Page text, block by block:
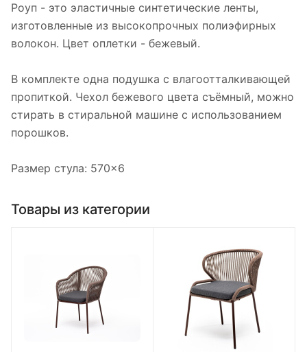
Роуп - это эластичные синтетические ленты,
изготовленные из высокопрочных полиэфирных
волокон. Цвет оплетки - бежевый.
В комплекте одна подушка с влагоотталкивающей
пропиткой. Чехол бежевого цвета съёмный, можно
стирать в стиральной машине с использованием
порошков.
Размер стула: 570×6
Товары из категории